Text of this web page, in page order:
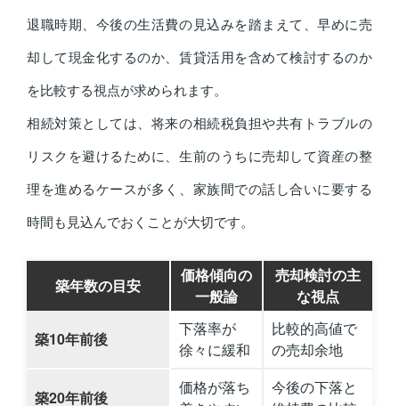
退職時期、今後の生活費の見込みを踏まえて、早めに売
却して現金化するのか、賃貸活用を含めて検討するのか
を比較する視点が求められます。
相続対策としては、将来の相続税負担や共有トラブルの
リスクを避けるために、生前のうちに売却して資産の整
理を進めるケースが多く、家族間での話し合いに要する
時間も見込んでおくことが大切です。
築年数の目安
価格傾向の
一般論
売却検討の主
な視点
築10年前後
下落率が
徐々に緩和
比較的高値で
の売却余地
築20年前後
価格が落ち
今後の下落と